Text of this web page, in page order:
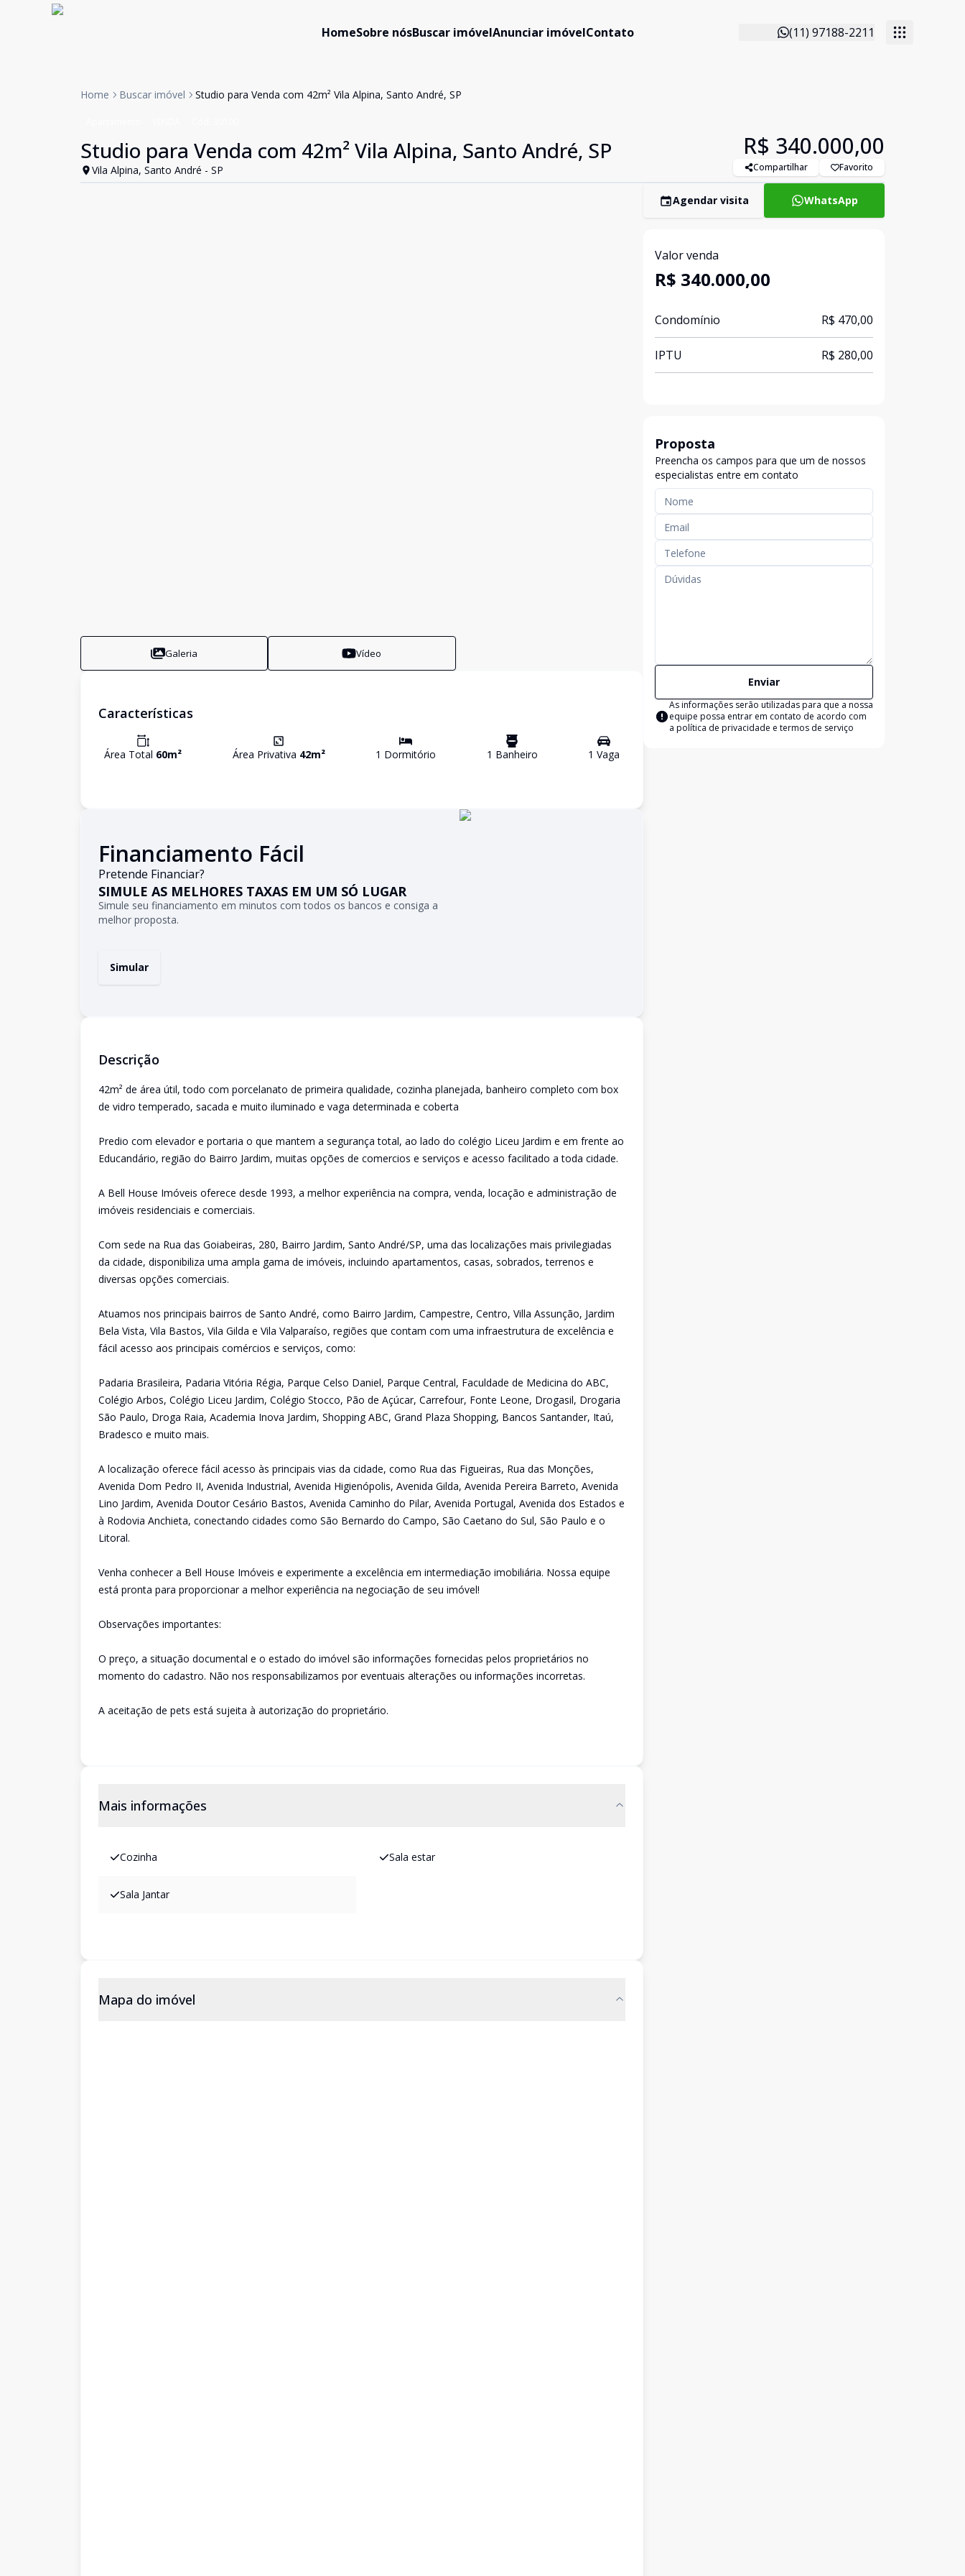
HomeSobre nósBuscar imóvelAnunciar imóvelContato (11) 97188-2211
Home Buscar imóvel Studio para Venda com 42m² Vila Alpina, Santo André, SP
Studio para Venda com 42m² Vila Alpina, Santo André, SP
Vila Alpina, Santo André - SP
R$ 340.000,00
Compartilhar Favorito
Galeria Vídeo
Características
Área Total 60m² Área Privativa 42m² 1 Dormitório 1 Banheiro 1 Vaga
Financiamento Fácil
Pretende Financiar?
SIMULE AS MELHORES TAXAS EM UM SÓ LUGAR
Simule seu financiamento em minutos com todos os bancos e consiga a
melhor proposta.
Simular
Descrição
42m² de área útil, todo com porcelanato de primeira qualidade, cozinha planejada, banheiro completo com box
de vidro temperado, sacada e muito iluminado e vaga determinada e coberta
Predio com elevador e portaria o que mantem a segurança total, ao lado do colégio Liceu Jardim e em frente ao
Educandário, região do Bairro Jardim, muitas opções de comercios e serviços e acesso facilitado a toda cidade.
A Bell House Imóveis oferece desde 1993, a melhor experiência na compra, venda, locação e administração de
imóveis residenciais e comerciais.
Com sede na Rua das Goiabeiras, 280, Bairro Jardim, Santo André/SP, uma das localizações mais privilegiadas
da cidade, disponibiliza uma ampla gama de imóveis, incluindo apartamentos, casas, sobrados, terrenos e
diversas opções comerciais.
Atuamos nos principais bairros de Santo André, como Bairro Jardim, Campestre, Centro, Villa Assunção, Jardim
Bela Vista, Vila Bastos, Vila Gilda e Vila Valparaíso, regiões que contam com uma infraestrutura de excelência e
fácil acesso aos principais comércios e serviços, como:
Padaria Brasileira, Padaria Vitória Régia, Parque Celso Daniel, Parque Central, Faculdade de Medicina do ABC,
Colégio Arbos, Colégio Liceu Jardim, Colégio Stocco, Pão de Açúcar, Carrefour, Fonte Leone, Drogasil, Drogaria
São Paulo, Droga Raia, Academia Inova Jardim, Shopping ABC, Grand Plaza Shopping, Bancos Santander, Itaú,
Bradesco e muito mais.
A localização oferece fácil acesso às principais vias da cidade, como Rua das Figueiras, Rua das Monções,
Avenida Dom Pedro II, Avenida Industrial, Avenida Higienópolis, Avenida Gilda, Avenida Pereira Barreto, Avenida
Lino Jardim, Avenida Doutor Cesário Bastos, Avenida Caminho do Pilar, Avenida Portugal, Avenida dos Estados e
à Rodovia Anchieta, conectando cidades como São Bernardo do Campo, São Caetano do Sul, São Paulo e o
Litoral.
Venha conhecer a Bell House Imóveis e experimente a excelência em intermediação imobiliária. Nossa equipe
está pronta para proporcionar a melhor experiência na negociação de seu imóvel!
Observações importantes:
O preço, a situação documental e o estado do imóvel são informações fornecidas pelos proprietários no
momento do cadastro. Não nos responsabilizamos por eventuais alterações ou informações incorretas.
A aceitação de pets está sujeita à autorização do proprietário.
Mais informações
Cozinha Sala estar
Sala Jantar
Mapa do imóvel
Agendar visita WhatsApp
Valor venda
R$ 340.000,00
Condomínio R$ 470,00
IPTU R$ 280,00
Proposta
Preencha os campos para que um de nossos
especialistas entre em contato
Enviar
As informações serão utilizadas para que a nossa
equipe possa entrar em contato de acordo com
a política de privacidade e termos de serviço